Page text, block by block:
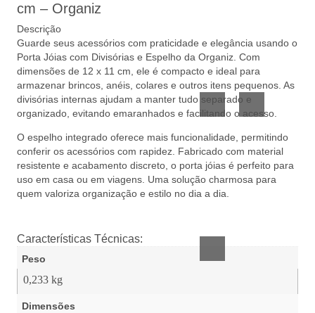
Utilidades
de
Vidro
Confeitaria
e
Presente
cm – Organiz
Descrição
Guarde seus acessórios com praticidade e elegância usando o
Porta Jóias com Divisórias e Espelho da Organiz. Com
dimensões de 12 x 11 cm, ele é compacto e ideal para
armazenar brincos, anéis, colares e outros itens pequenos. As
divisórias internas ajudam a manter tudo separado e
organizado, evitando emaranhados e facilitando o acesso.
O espelho integrado oferece mais funcionalidade, permitindo
conferir os acessórios com rapidez. Fabricado com material
resistente e acabamento discreto, o porta jóias é perfeito para
uso em casa ou em viagens. Uma solução charmosa para
quem valoriza organização e estilo no dia a dia.
Características Técnicas:
Peso
0,233 kg
Dimensões